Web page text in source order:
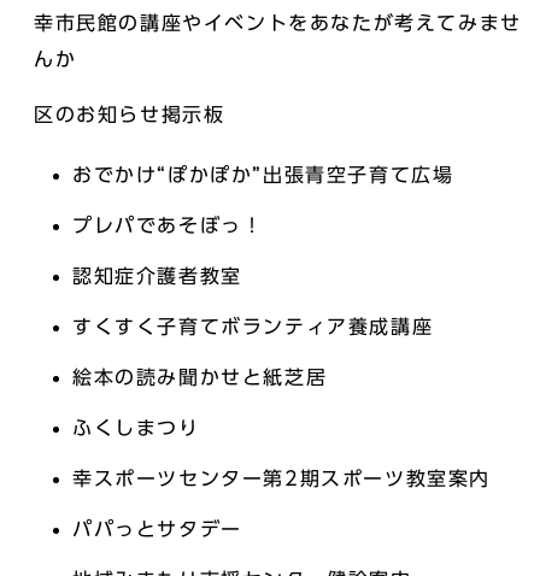
幸市民館の講座やイベントをあなたが考えてみませ
んか
区のお知らせ掲示板
おでかけ“ぽかぽか”出張青空子育て広場
プレパであそぼっ！
認知症介護者教室
すくすく子育てボランティア養成講座
絵本の読み聞かせと紙芝居
ふくしまつり
幸スポーツセンター第2期スポーツ教室案内
パパっとサタデー